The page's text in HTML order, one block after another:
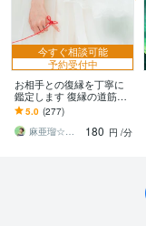
今すぐ相談可能
予約受付中
お相手との復縁を丁寧に
鑑定します 復縁の道筋を
見つけるお手伝いをしま
す
5.0 (277)
麻亜瑠☆あの人の心の奥を読み解く恋愛相談
180 円 /分